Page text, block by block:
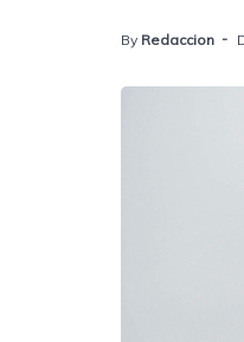
By Redaccion